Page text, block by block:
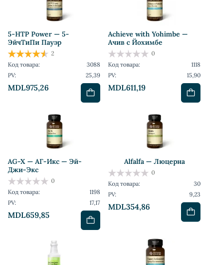
5-HTP Power — 5-
ЭйчТиПи Пауэр
MDL975,26
2
Код товара:
3088
PV:
25,39
Achieve with Yohimbe —
Ачив с Йохимбе
MDL611,19
0
Код товара:
1118
PV:
15,90
AG-X — АГ-Икс — Эй-
Джи-Экс
MDL659,85
0
Код товара:
1198
PV:
17,17
Alfalfa — Люцерна
MDL354,86
0
Код товара:
30
PV:
9,23